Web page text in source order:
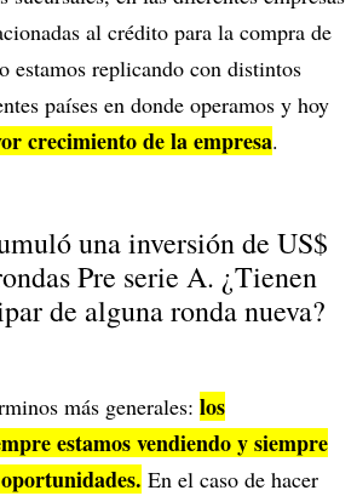
al crédito para la compra de
estamos replicando con distintos
países en donde operamos y hoy
crecimiento de la empresa.
una inversión de US$
Pre serie A. ¿Tienen
de alguna ronda nueva?
más generales: los
estamos vendiendo y siempre
En el caso de hacer